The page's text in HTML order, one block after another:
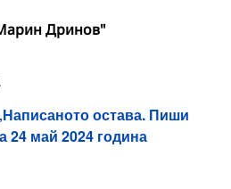
Дринов"
остава. Пиши
24 май 2024 година